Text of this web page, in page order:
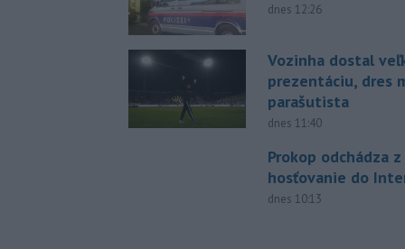
dnes 12:26
Vozinha dostal
prezentáciu, dres
parašutista
dnes 11:40
Prokop odchádza
hosťovanie do
dnes 10:13